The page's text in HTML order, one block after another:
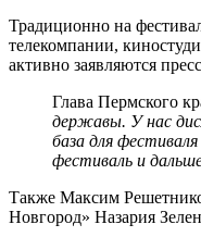
Традиционно на
телекомпании,
активно заявляются
Глава Пермского
державы. У нас
база для
фестиваль и
Также Максим
Новгород» Назария